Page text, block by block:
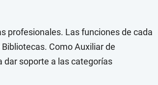
profesionales. Las funciones de cada
Como Auxiliar de
dar soporte a las categorías